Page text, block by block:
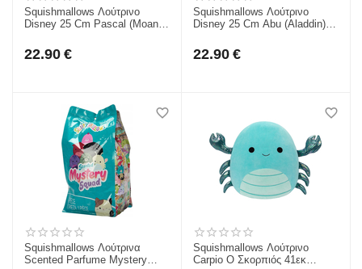
Squishmallows Λούτρινο
Disney 25 Cm Pascal (Moana)
22.90 €
Squishmallows Λούτρινο
Disney 25 Cm Abu (Aladdin)
22.90 €
Squishmallows Λούτρινα
Scented Parfume Mystery
Squishmallows Λούτρινο
Carpio Ο Σκορπιός 41εκ